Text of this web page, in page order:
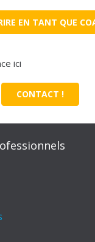
EN TANT QUE
ici
CONTACT !